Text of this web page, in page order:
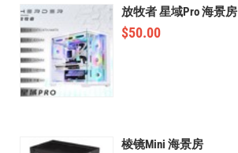
放牧者 星域Pro 海景房
$50.00
棱镜Mini 海景房